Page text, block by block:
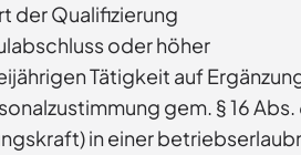
der Qualifizierung
oder höher
Tätigkeit auf
gem. § 16
in einer